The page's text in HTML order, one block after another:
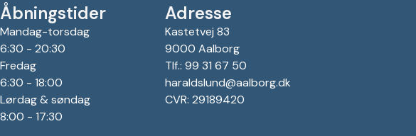
Åbningstider
Mandag-torsdag
6:30 - 20:30
Fredag
6:30 - 18:00
Lørdag & søndag
8:00 - 17:30
Adresse
Kastetvej 83
9000 Aalborg
Tlf.: 99 31 67 50
haraldslund@aalborg.dk
CVR: 29189420